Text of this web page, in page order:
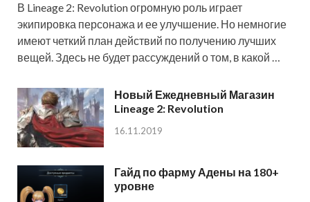
В Lineage 2: Revolution огромную роль играет
экипировка персонажа и ее улучшение. Но немногие
имеют четкий план действий по получению лучших
вещей. Здесь не будет рассуждений о том, в какой …
Новый Ежедневный Магазин
Lineage 2: Revolution
16.11.2019
Гайд по фарму Адены на 180+
уровне